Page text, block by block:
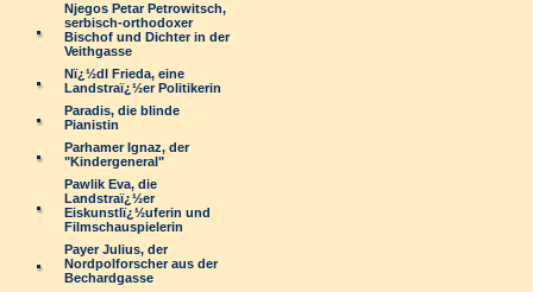
Njegos Petar Petrowitsch,
serbisch-orthodoxer
Bischof und Dichter in der
Veithgasse
Nï¿½dl Frieda, eine
Landstraï¿½er Politikerin
Paradis, die blinde
Pianistin
Parhamer Ignaz, der
"Kindergeneral"
Pawlik Eva, die
Landstraï¿½er
Eiskunstlï¿½uferin und
Filmschauspielerin
Payer Julius, der
Nordpolforscher aus der
Bechardgasse